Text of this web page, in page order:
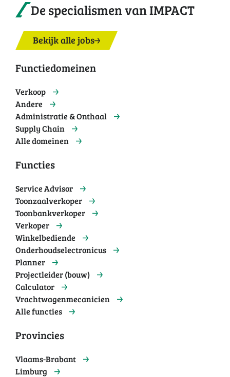
De specialismen van IMPACT
Bekijk alle jobs
Functiedomeinen
Verkoop
Andere
Administratie & Onthaal
Supply Chain
Alle domeinen
Functies
Service Advisor
Toonzaalverkoper
Toonbankverkoper
Verkoper
Winkelbediende
Onderhoudselectronicus
Planner
Projectleider (bouw)
Calculator
Vrachtwagenmecanicien
Alle functies
Provincies
Vlaams-Brabant
Limburg